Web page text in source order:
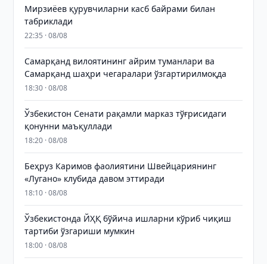
Мирзиёев қурувчиларни касб байрами билан
табриклади
22:35 · 08/08
Самарқанд вилоятининг айрим туманлари ва
Самарқанд шаҳри чегаралари ўзгартирилмоқда
18:30 · 08/08
Ўзбекистон Сенати рақамли марказ тўғрисидаги
қонунни маъқуллади
18:20 · 08/08
Беҳруз Каримов фаолиятини Швейцариянинг
«Лугано» клубида давом эттиради
18:10 · 08/08
Ўзбекистонда ЙҲҚ бўйича ишларни кўриб чиқиш
тартиби ўзгариши мумкин
18:00 · 08/08